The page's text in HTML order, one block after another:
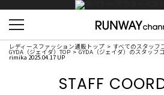
レディースファッション通販トップ すべてのスタッフ
GYDA（ジェイダ）TOP GYDA（ジェイダ）のスタッフ
rimika 2025.04.17 UP
STAFF